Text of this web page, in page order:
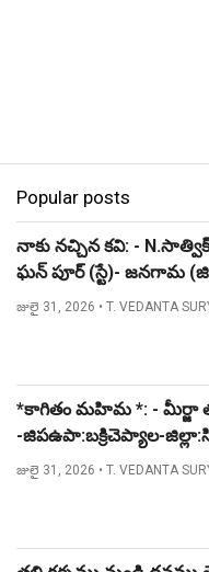
Popular posts
నాకు నచ్చిన కవి: -
ఘన్ పూర్ (స్టే)- జనగామ
జులై 31, 2026 • T. VEDANTA
*కాగితం మహిమ *: - మీర్జా
-జిపఉపా:బక్రిచెప్యాల-
జులై 31, 2026 • T. VEDANTA